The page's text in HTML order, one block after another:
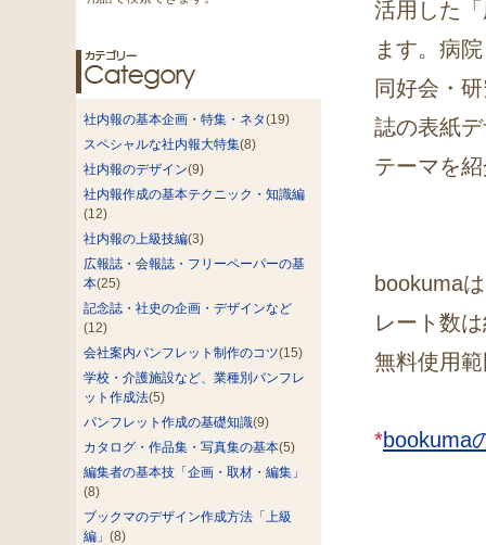
活用した
ます。病
同好会・
誌の表紙
テーマを
bookuma
レート数
無料使用
*bookuma
社内報の基本企画・特集・ネタ(19)
スペシャルな社内報大特集(8)
社内報のデザイン(9)
社内報作成の基本テクニック・知識編
(12)
社内報の上級技編(3)
広報誌・会報誌・フリーペーパーの基
本(25)
記念誌・社史の企画・デザインなど
(12)
会社案内パンフレット制作のコツ(15)
学校・介護施設など、業種別パンフレ
ット作成法(5)
パンフレット作成の基礎知識(9)
カタログ・作品集・写真集の基本(5)
編集者の基本技「企画・取材・編集」
(8)
ブックマのデザイン作成方法「上級
編」 (8)